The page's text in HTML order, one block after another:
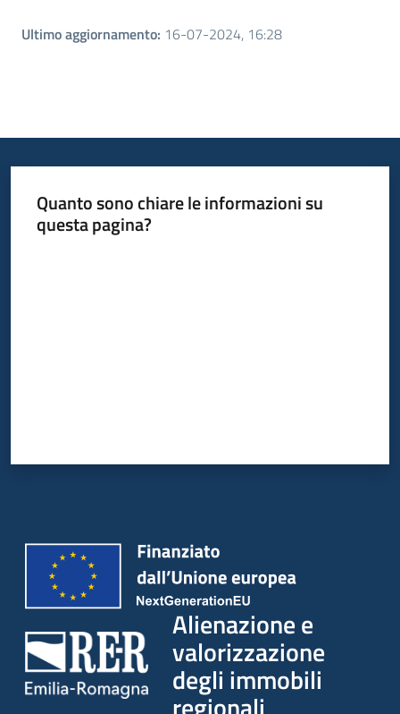
Ultimo aggiornamento: 16-07-2024, 16:28
Quanto sono chiare le informazioni su
questa pagina?
Alienazione e
valorizzazione
degli immobili